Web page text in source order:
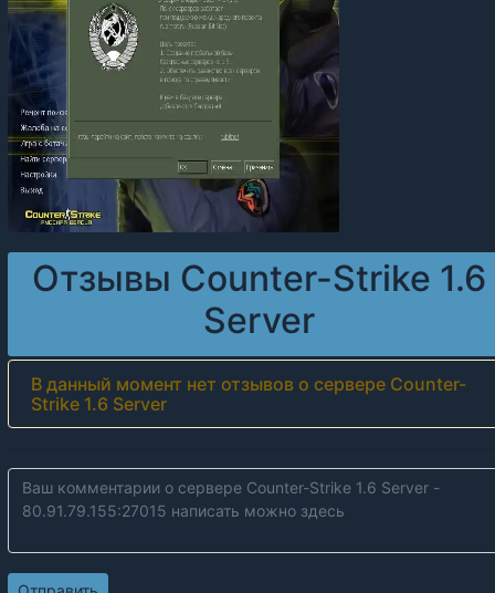
Отзывы Counter-Strike 1.6
Server
В данный момент нет отзывов о сервере Counter-
Strike 1.6 Server